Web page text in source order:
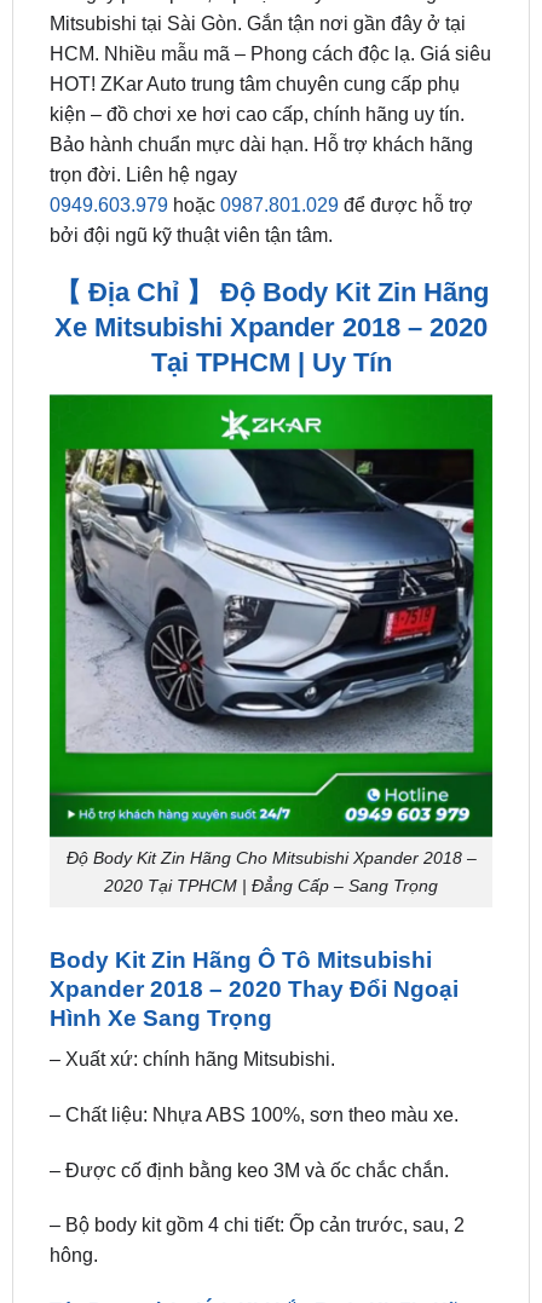
HOT! ZKar Auto trung tâm chuyên cung cấp phụ
kiện – đồ chơi xe hơi cao cấp, chính hãng uy tín.
Bảo hành chuẩn mực dài hạn. Hỗ trợ khách hãng
trọn đời. Liên hệ ngay
0949.603.979hoặc0987.801.029để được hỗ trợ
bởi đội ngũ kỹ thuật viên tận tâm.
【 Địa Chỉ 】 Độ Body Kit Zin Hãng
Tại TPHCM | Uy Tín
Độ Body Kit Zin Hãng Cho Mitsubishi Xpander 2018 –
2020 Tại TPHCM | Đẳng Cấp – Sang Trọng
Body Kit Zin Hãng Ô Tô Mitsubishi
Hình Xe Sang Trọng
– Xuất xứ: chính hãng Mitsubishi.
– Chất liệu: Nhựa ABS 100%, sơn theo màu xe.
– Được cố định bằng keo 3M và ốc chắc chắn.
– Bộ body kit gồm 4 chi tiết: Ốp cản trước, sau, 2
Tác Dụng và Lợi Ích Khi Lắp Body Kit Zin Hãng